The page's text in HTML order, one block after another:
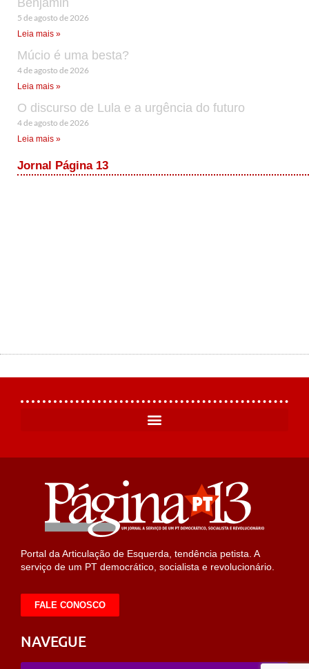
Benjamin
5 de agosto de 2026
Leia mais »
Múcio é uma besta?
4 de agosto de 2026
Leia mais »
O discurso de Lula e a urgência do futuro
4 de agosto de 2026
Leia mais »
Jornal Página 13
Portal da Articulação de Esquerda, tendência petista. A
serviço de um PT democrático, socialista e revolucionário.
FALE CONOSCO
NAVEGUE